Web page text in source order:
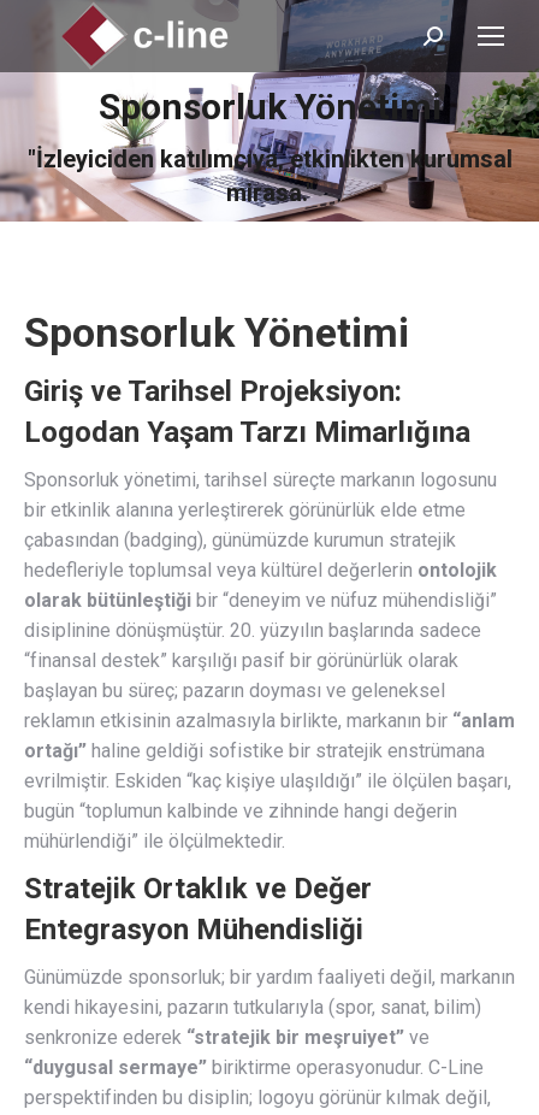
Search:
Sponsorluk Yönetimi
"İzleyiciden katılımcıya, etkinlikten kurumsal
mirasa."
You are here:
Sponsorluk Yönetimi
Giriş ve Tarihsel Projeksiyon:
Logodan Yaşam Tarzı Mimarlığına
Sponsorluk yönetimi, tarihsel süreçte markanın logosunu
bir etkinlik alanına yerleştirerek görünürlük elde etme
çabasından (badging), günümüzde kurumun stratejik
hedefleriyle toplumsal veya kültürel değerlerin ontolojik
olarak bütünleştiği bir “deneyim ve nüfuz mühendisliği”
disiplinine dönüşmüştür. 20. yüzyılın başlarında sadece
“finansal destek” karşılığı pasif bir görünürlük olarak
başlayan bu süreç; pazarın doyması ve geleneksel
reklamın etkisinin azalmasıyla birlikte, markanın bir “anlam
ortağı” haline geldiği sofistike bir stratejik enstrümana
evrilmiştir. Eskiden “kaç kişiye ulaşıldığı” ile ölçülen başarı,
bugün “toplumun kalbinde ve zihninde hangi değerin
mühürlendiği” ile ölçülmektedir.
Stratejik Ortaklık ve Değer
Entegrasyon Mühendisliği
Günümüzde sponsorluk; bir yardım faaliyeti değil, markanın
kendi hikayesini, pazarın tutkularıyla (spor, sanat, bilim)
senkronize ederek “stratejik bir meşruiyet” ve
“duygusal sermaye” biriktirme operasyonudur. C-Line
perspektifinden bu disiplin; logoyu görünür kılmak değil,